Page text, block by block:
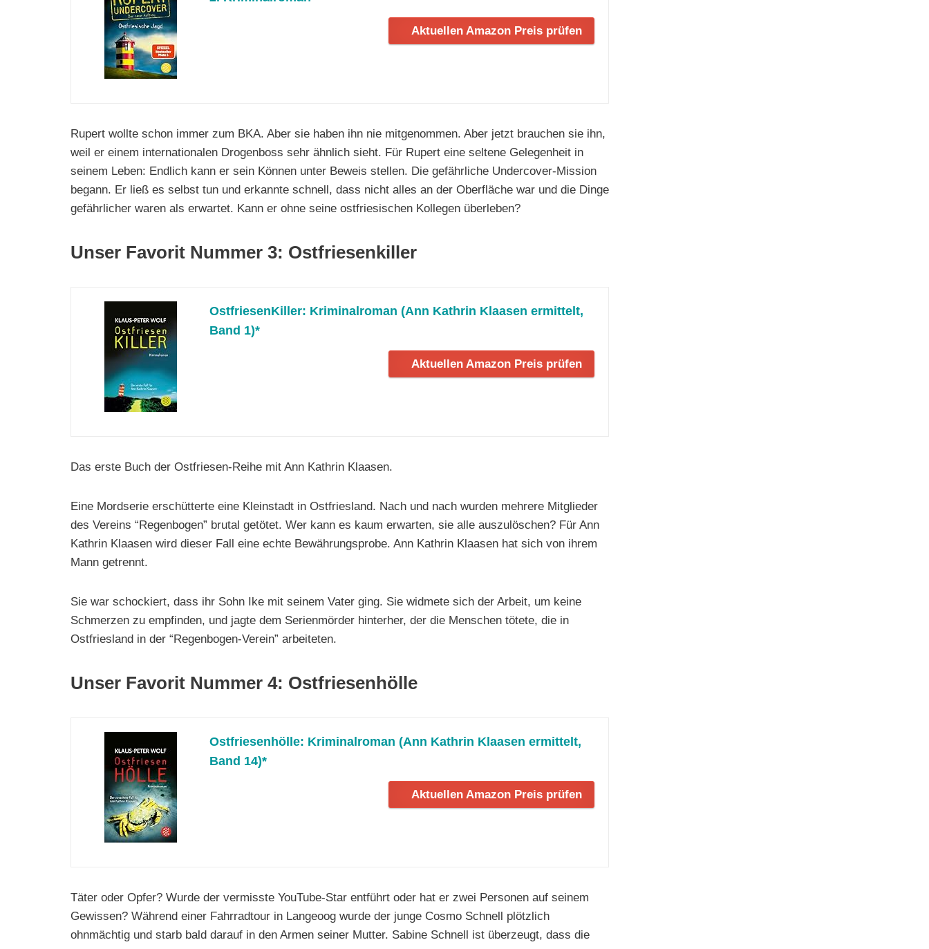
Aktuellen Amazon Preis prüfen
Rupert wollte schon immer zum BKA. Aber sie haben ihn nie mitgenommen. Aber jetzt brauchen sie ihn,
weil er einem internationalen Drogenboss sehr ähnlich sieht. Für Rupert eine seltene Gelegenheit in
seinem Leben: Endlich kann er sein Können unter Beweis stellen. Die gefährliche Undercover-Mission
begann. Er ließ es selbst tun und erkannte schnell, dass nicht alles an der Oberfläche war und die Dinge
gefährlicher waren als erwartet. Kann er ohne seine ostfriesischen Kollegen überleben?
Unser Favorit Nummer 3: Ostfriesenkiller
OstfriesenKiller: Kriminalroman (Ann Kathrin Klaasen ermittelt,
Band 1)*
Aktuellen Amazon Preis prüfen
Das erste Buch der Ostfriesen-Reihe mit Ann Kathrin Klaasen.
Eine Mordserie erschütterte eine Kleinstadt in Ostfriesland. Nach und nach wurden mehrere Mitglieder
des Vereins “Regenbogen” brutal getötet. Wer kann es kaum erwarten, sie alle auszulöschen? Für Ann
Kathrin Klaasen wird dieser Fall eine echte Bewährungsprobe. Ann Kathrin Klaasen hat sich von ihrem
Mann getrennt.
Sie war schockiert, dass ihr Sohn Ike mit seinem Vater ging. Sie widmete sich der Arbeit, um keine
Schmerzen zu empfinden, und jagte dem Serienmörder hinterher, der die Menschen tötete, die in
Ostfriesland in der “Regenbogen-Verein” arbeiteten.
Unser Favorit Nummer 4: Ostfriesenhölle
Ostfriesenhölle: Kriminalroman (Ann Kathrin Klaasen ermittelt,
Band 14)*
Aktuellen Amazon Preis prüfen
Täter oder Opfer? Wurde der vermisste YouTube-Star entführt oder hat er zwei Personen auf seinem
Gewissen? Während einer Fahrradtour in Langeoog wurde der junge Cosmo Schnell plötzlich
ohnmächtig und starb bald darauf in den Armen seiner Mutter. Sabine Schnell ist überzeugt, dass die